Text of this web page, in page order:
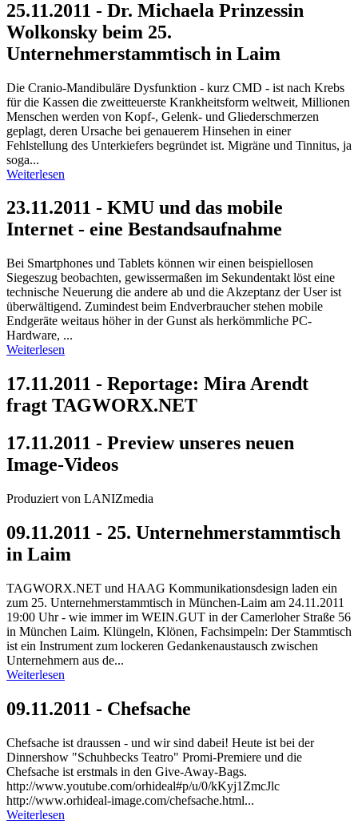
25.11.2011 - Dr. Michaela Prinzessin
Wolkonsky beim 25.
Unternehmerstammtisch in Laim
Die Cranio-Mandibuläre Dysfunktion - kurz CMD - ist nach Krebs
für die Kassen die zweitteuerste Krankheitsform weltweit, Millionen
Menschen werden von Kopf-, Gelenk- und Gliederschmerzen
geplagt, deren Ursache bei genauerem Hinsehen in einer
Fehlstellung des Unterkiefers begründet ist. Migräne und Tinnitus, ja
soga...
Weiterlesen
23.11.2011 - KMU und das mobile
Internet - eine Bestandsaufnahme
Bei Smartphones und Tablets können wir einen beispiellosen
Siegeszug beobachten, gewissermaßen im Sekundentakt löst eine
technische Neuerung die andere ab und die Akzeptanz der User ist
überwältigend. Zumindest beim Endverbraucher stehen mobile
Endgeräte weitaus höher in der Gunst als herkömmliche PC-
Hardware, ...
Weiterlesen
17.11.2011 - Reportage: Mira Arendt
fragt TAGWORX.NET
17.11.2011 - Preview unseres neuen
Image-Videos
Produziert von LANIZmedia
09.11.2011 - 25. Unternehmerstammtisch
in Laim
TAGWORX.NET und HAAG Kommunikationsdesign laden ein
zum 25. Unternehmerstammtisch in München-Laim am 24.11.2011
19:00 Uhr - wie immer im WEIN.GUT in der Camerloher Straße 56
in München Laim. Klüngeln, Klönen, Fachsimpeln: Der Stammtisch
ist ein Instrument zum lockeren Gedankenaustausch zwischen
Unternehmern aus de...
Weiterlesen
09.11.2011 - Chefsache
Chefsache ist draussen - und wir sind dabei! Heute ist bei der
Dinnershow "Schuhbecks Teatro" Promi-Premiere und die
Chefsache ist erstmals in den Give-Away-Bags.
http://www.youtube.com/orhideal#p/u/0/kKyj1ZmcJlc
http://www.orhideal-image.com/chefsache.html...
Weiterlesen